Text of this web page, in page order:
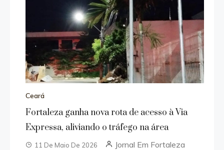
Ceará
Fortaleza ganha nova rota de acesso à Via
Expressa, aliviando o tráfego na área
11 De Maio De 2026 Jornal Em Fortaleza